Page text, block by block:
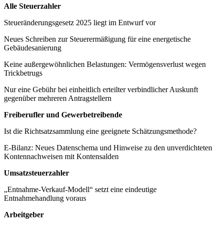
Alle Steuerzahler
Steueränderungsgesetz 2025 liegt im Entwurf vor
Neues Schreiben zur Steuerermäßigung für eine energetische
Gebäudesanierung
Keine außergewöhnlichen Belastungen: Vermögensverlust wegen
Trickbetrugs
Nur eine Gebühr bei einheitlich erteilter verbindlicher Auskunft
gegenüber mehreren Antragstellern
Freiberufler und Gewerbetreibende
Ist die Richtsatzsammlung eine geeignete Schätzungsmethode?
E-Bilanz: Neues Datenschema und Hinweise zu den unverdichteten
Kontennachweisen mit Kontensalden
Umsatzsteuerzahler
„Entnahme-Verkauf-Modell“ setzt eine eindeutige
Entnahmehandlung voraus
Arbeitgeber